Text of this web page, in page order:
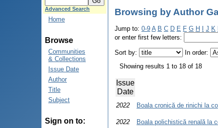
Advanced Search
Home
Browse
Communities
& Collections
Issue Date
Author
Title
Subject
Sign on to:
Browsing by Author
Jump to: 0-9 A B C D E F G H J K
or enter first few letters:
Sort by: In order:
Showing results 1 to 18 of 18
Issue
Date
2022 Boala cronică de rinichi la
2022
Boala polichistică renală la